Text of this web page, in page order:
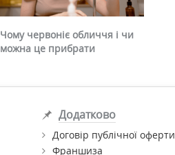
Чому червоніє обличчя і чи
можна це прибрати
Додатково
Договір публічної оферти
Франшиза